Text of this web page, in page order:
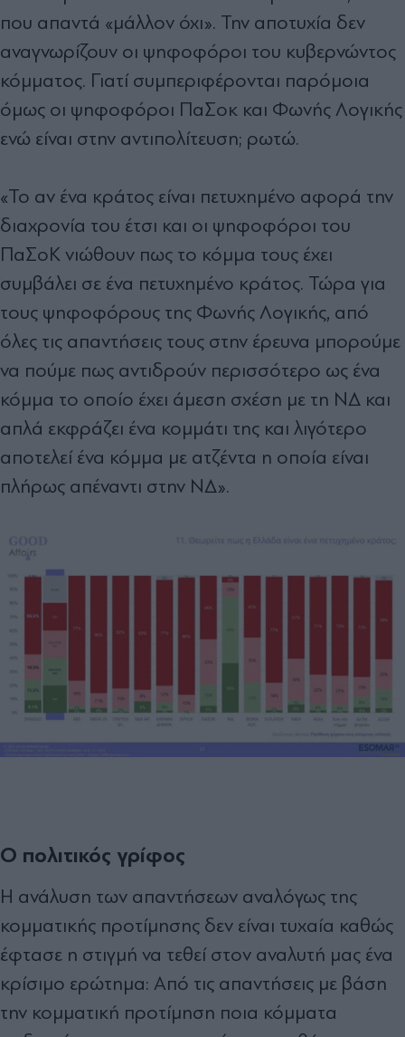
που απαντά «μάλλον όχι». Την αποτυχία δεν
αναγνωρίζουν οι ψηφοφόροι του κυβερνώντος
κόμματος. Γιατί συμπεριφέρονται παρόμοια
όμως οι ψηφοφόροι ΠαΣοκ και Φωνής Λογικής
ενώ είναι στην αντιπολίτευση; ρωτώ.
«Το αν ένα κράτος είναι πετυχημένο αφορά την
διαχρονία του έτσι και οι ψηφοφόροι του
ΠαΣοΚ νιώθουν πως το κόμμα τους έχει
συμβάλει σε ένα πετυχημένο κράτος. Τώρα για
τους ψηφοφόρους της Φωνής Λογικής, από
όλες τις απαντήσεις τους στην έρευνα μπορούμε
να πούμε πως αντιδρούν περισσότερο ως ένα
κόμμα το οποίο έχει άμεση σχέση με τη ΝΔ και
απλά εκφράζει ένα κομμάτι της και λιγότερο
αποτελεί ένα κόμμα με ατζέντα η οποία είναι
πλήρως απέναντι στην ΝΔ».
Ο πολιτικός γρίφος
Η ανάλυση των απαντήσεων αναλόγως της
κομματικής προτίμησης δεν είναι τυχαία καθώς
έφτασε η στιγμή να τεθεί στον αναλυτή μας ένα
κρίσιμο ερώτημα: Από τις απαντήσεις με βάση
την κομματική προτίμηση ποια κόμματα